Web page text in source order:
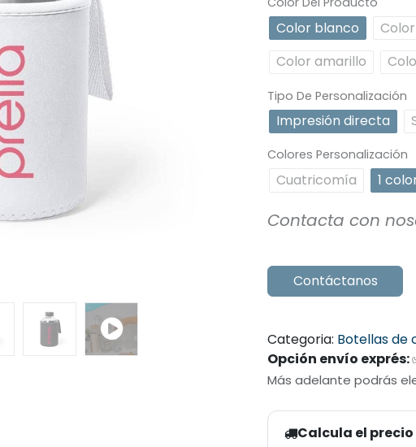
Color blanco
Color amarillo
Tipo De Personalización
Impresión directa
Colores Personalización
Cuatricomía 1
Contacta con
Contáctanos
Categoria: Botellas de
Opción envío exprés:
Más adelante podrás
Calcula el